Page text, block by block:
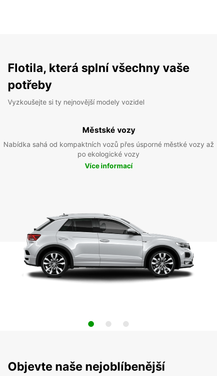
Flotila, která splní všechny vaše
potřeby
Vyzkoušejte si ty nejnovější modely vozidel
Městské vozy
Nabídka sahá od kompaktních vozů přes úsporné městké vozy až
po ekologické vozy
Více informací
Objevte naše nejoblíbenější